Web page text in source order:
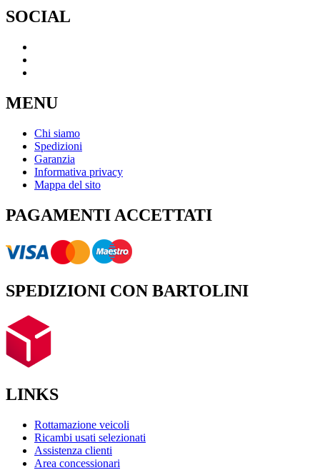
SOCIAL
MENU
Chi siamo
Spedizioni
Garanzia
Informativa privacy
Mappa del sito
PAGAMENTI ACCETTATI
SPEDIZIONI CON BARTOLINI
LINKS
Rottamazione veicoli
Ricambi usati selezionati
Assistenza clienti
Area concessionari